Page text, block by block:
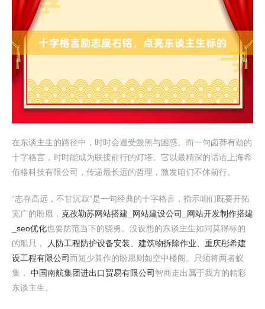
在东谈主生的路径中，时时会遭受黢黑与困惑。而一句卤莽有劲的
十字格言，时时能成为联接前行的灯塔。它以最精深的话语上海希
佰格科技有限公司，传递最长远的哲理，激发咱们不休前行。
“志存高远，不甘沉寂”是一句经典的十字格言，指示咱们既要开拓
宽广的盼愿， 克孜勒苏网站搭建_网站建设公司_网站开发制作搭建
_seo优化也要防范当下的骁勇。没设想的东谈主生如同莫得标的
的船只，
人防工程防护设备安装、建筑物拆除作业、重庆彤希建
设工程有限公司而短少算作的盼愿则如空中楼阁。只须将两者蚁
集， 中国南航集团进出口贸易有限公司 智商走出属于我方的精彩
东谈主生。